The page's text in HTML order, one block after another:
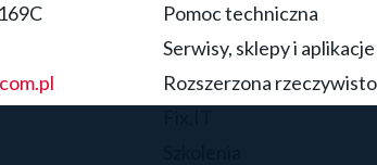
Pomoc techniczna
Serwisy, sklepy i aplikacje
Rozszerzona